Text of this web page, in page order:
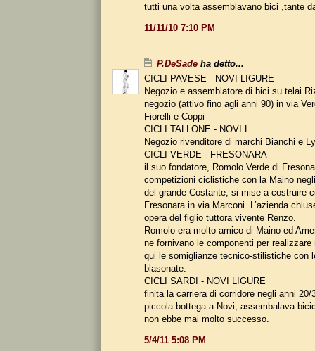
tutti una volta assemblavano bici ,tante
11/11/10 7:10 PM
P.DeSade ha detto...
CICLI PAVESE - NOVI LIGURE
Negozio e assemblatore di bici su telai
negozio (attivo fino agli anni 90) in via
Fiorelli e Coppi
CICLI TALLONE - NOVI L.
Negozio rivenditore di marchi Bianchi e
CICLI VERDE - FRESONARA
il suo fondatore, Romolo Verde di
competizioni ciclistiche con la Maino
del grande Costante, si mise a costruire
Fresonara in via Marconi. L’azienda
opera del figlio tuttora vivente Renzo.
Romolo era molto amico di Maino ed
ne fornivano le componenti per
qui le somiglianze tecnico-stilistiche con
blasonate.
CICLI SARDI - NOVI LIGURE
finita la carriera di corridore negli anni 20/
piccola bottega a Novi, assembalava
non ebbe mai molto successo.
5/4/11 5:08 PM